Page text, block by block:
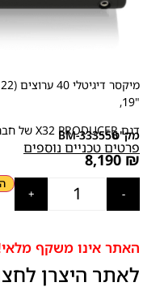
"19,
דגם X32 PRODUCER של חברת Behringer
מק"טBM-333556
פרטים טכניים נוספים
8,190₪
-
+
האתר אינו משקף
לאתר היצרן